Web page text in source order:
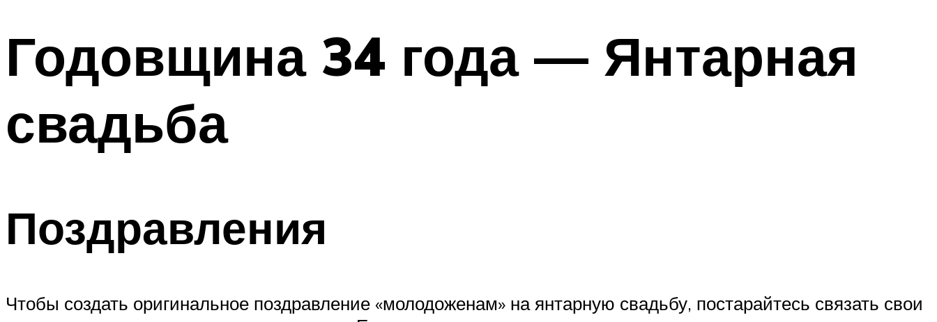
Годовщина 34 года — Янтарная
свадьба
Поздравления
Чтобы создать оригинальное поздравление «молодоженам» на янтарную свадьбу, постарайтесь связать свои